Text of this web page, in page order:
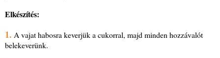
Elkészítés:
1. A vajat habosra keverjük a cukorral, majd minden hozzávalót
belekeverünk.